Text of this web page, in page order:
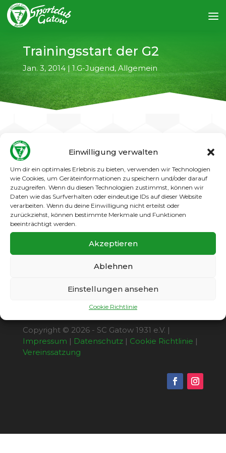
Einwilligung verwalten
Um dir ein optimales Erlebnis zu bieten, verwenden wir Technologien
wie Cookies, um Geräteinformationen zu speichern und/oder darauf
zuzugreifen. Wenn du diesen Technologien zustimmst, können wir
Daten wie das Surfverhalten oder eindeutige IDs auf dieser Website
verarbeiten. Wenn du deine Einwilligung nicht erteilst oder
zurückziehst, können bestimmte Merkmale und Funktionen
beeinträchtigt werden.
Akzeptieren
Ablehnen
Einstellungen ansehen
Cookie Richtlinie
Trainingsstart der G2
Jan. 3, 2014| 1.G-Jugend, Allgemein
←
Am Montag, 06.01.2014, geht für die G2 das
Training wieder los.
Beginn wie immer um 17 Uhr in der Sporthalle
der Grundschule am Amalienhof,
Copyright © 2026 - SC Gatow 1931 e.V. |
Impressum | Datenschutz| Cookie Richtlinie |
Vereinssatzung